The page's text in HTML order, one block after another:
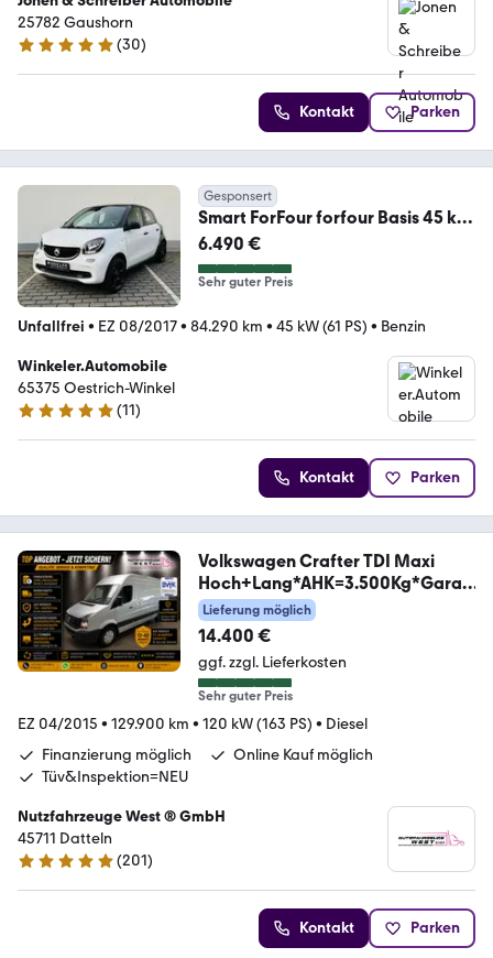
25782 Gaushorn
5 Sterne
(30)
Kontakt Parken
Gesponsert
Smart ForFour forfour Basis 45 kW
*Motor 1.0
6.490 €
Sehr guter Preis
Unfallfrei • EZ 08/2017• 84.290 km • 45 kW (61 PS) • Benzin
Winkeler.Automobile
65375 Oestrich-Winkel
4.9 Sterne
(11)
Kontakt Parken
Volkswagen Crafter TDI Maxi
Hoch+Lang*AHK=3.500Kg*Garan
tie*
Lieferung möglich
14.400 €
ggf. zzgl. Lieferkosten
Sehr guter Preis
EZ 04/2015 • 129.900 km • 120 kW (163 PS) • Diesel
Finanzierung möglich
Online Kauf möglich
Tüv&Inspektion=NEU
Nutzfahrzeuge West ® GmbH
45711 Datteln
4.9 Sterne
(201)
Kontakt Parken